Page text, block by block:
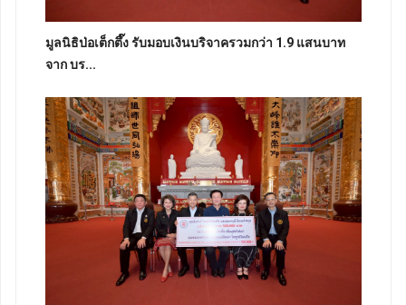
มูลนิธิป่อเต็กตึ๊ง รับมอบเงินบริจาครวมกว่า 1.9 แสนบาท
จาก บร...